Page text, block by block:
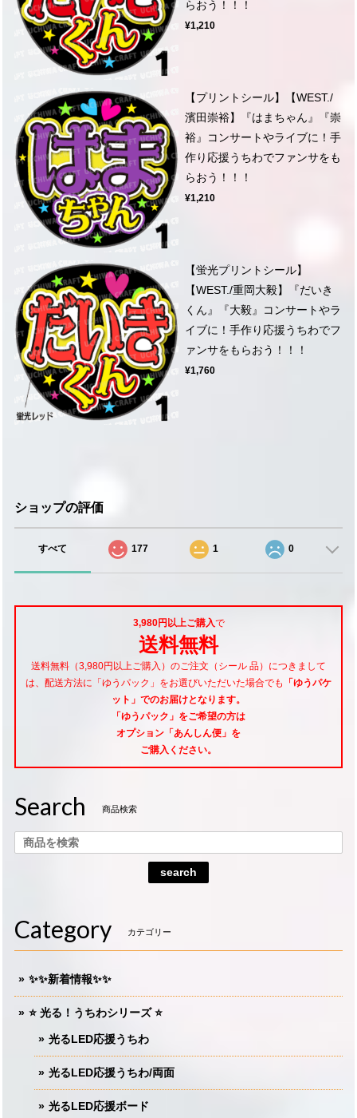
らおう！！！
¥1,210
【プリントシール】【WEST./
濱田崇裕】『はまちゃん』『崇
裕』コンサートやライブに！手
作り応援うちわでファンサをも
らおう！！！
¥1,210
【蛍光プリントシール】
【WEST./重岡大毅】『だいき
くん』『大毅』コンサートやラ
イブに！手作り応援うちわでフ
ァンサをもらおう！！！
¥1,760
ショップの評価
すべて 177 1 0
3,980円以上ご購入で
送料無料
送料無料（3,980円以上ご購入）のご注文（シール 品）につきまして
は、配送方法に「ゆうパック」をお選びいただいた場合でも
「ゆうパケ
ット」でのお届けとなります。
「ゆうパック」をご希望の方は
オプション「あんしん便」 を
ご購入ください。
Search 商品検索
search
Category カテゴリー
✨✨新着情報✨✨
⭐️ 光る！うちわシリーズ ⭐️
光るLED応援うちわ
光るLED応援うちわ/両面
光るLED応援ボード